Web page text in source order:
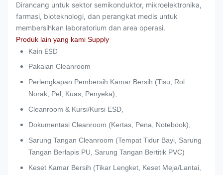
Dirancang untuk sektor semikonduktor, mikroelektronika,
farmasi, bioteknologi, dan perangkat medis untuk
membersihkan laboratorium dan area operasi.
Produk lain yang kami Supply
Kain ESD
Pakaian Cleanroom
Perlengkapan Pembersih Kamar Bersih (Tisu, Rol
Norak, Pel, Kuas, Penyeka),
Cleanroom & Kursi/Kursi ESD,
Dokumentasi Cleanroom (Kertas, Pena, Notebook),
Sarung Tangan Cleanroom (Tempat Tidur Bayi, Sarung
Tangan Berlapis PU, Sarung Tangan Bertitik PVC)
Keset Kamar Bersih (Tikar Lengket, Keset Meja/Lantai,